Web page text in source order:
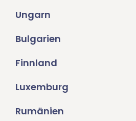
Ungarn
Bulgarien
Finnland
Luxemburg
Rumänien